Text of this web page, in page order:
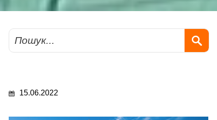
Пошук
15.06.2022